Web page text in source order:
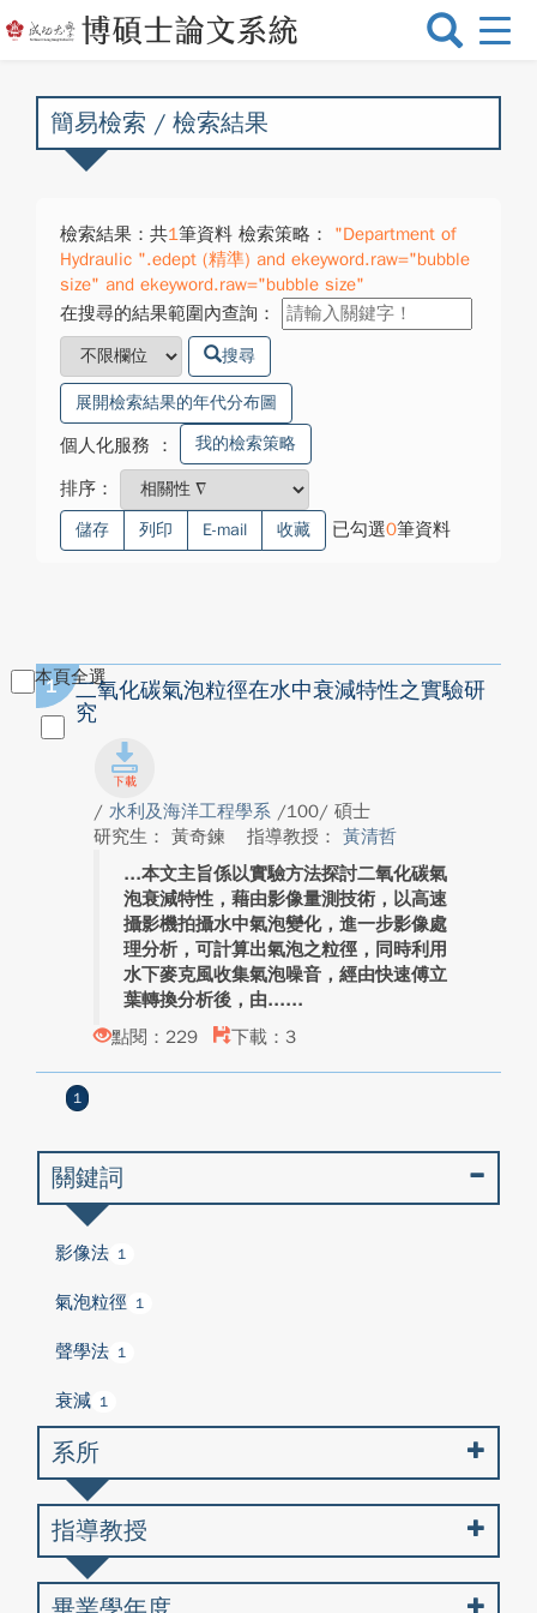
選
換
簡易檢索 / 檢索結果
檢索結果：共1筆資料 檢索策略：
"Department of
Hydraulic ".edept (精準) and ekeyword.raw="bubble
size" and ekeyword.raw="bubble size"
在搜尋的結果範圍內查詢：
搜尋
展開檢索結果的年代分布圖
個人化服務 ： 我的檢索策略
排序：
儲存 列印 E-mail 收藏 已勾選0筆資料
本頁全選
1
二氧化碳氣泡粒徑在水中衰減特性之實驗研
究
/ 水利及海洋工程學系 /100/ 碩士
研究生： 黃奇鍊
指導教授： 黃清哲
本文主旨係以實驗方法探討二氧化碳氣
泡衰減特性，藉由影像量測技術，以高速
攝影機拍攝水中氣泡變化，進一步影像處
理分析，可計算出氣泡之粒徑，同時利用
水下麥克風收集氣泡噪音，經由快速傅立
葉轉換分析後，由...
點閱：229
下載：3
1
關鍵詞
影像法 1
氣泡粒徑 1
聲學法 1
衰減 1
系所
指導教授